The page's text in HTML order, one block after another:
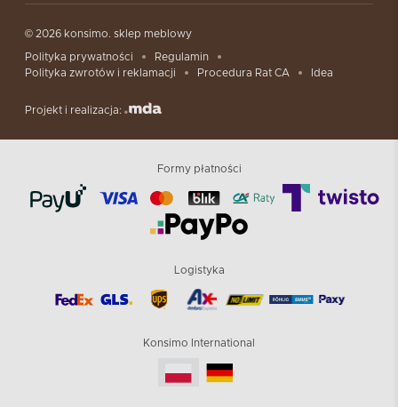
© 2026 konsimo. sklep meblowy
Polityka prywatności
Regulamin
Polityka zwrotów i reklamacji
Procedura Rat CA Idea
Projekt i realizacja:
Formy płatności
Logistyka
Konsimo International